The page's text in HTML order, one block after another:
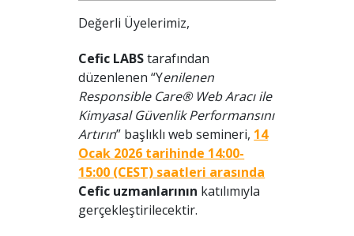
Değerli Üyelerimiz,
Cefic LABStarafından
düzenlenen “Yenilenen
Responsible Care® Web Aracı ile
Kimyasal Güvenlik Performansını
Artırın” başlıklı web semineri, 14
Ocak 2026 tarihinde 14:00-
15:00 (CEST) saatleri arasında
Cefic uzmanlarının katılımıyla
gerçekleştirilecektir.